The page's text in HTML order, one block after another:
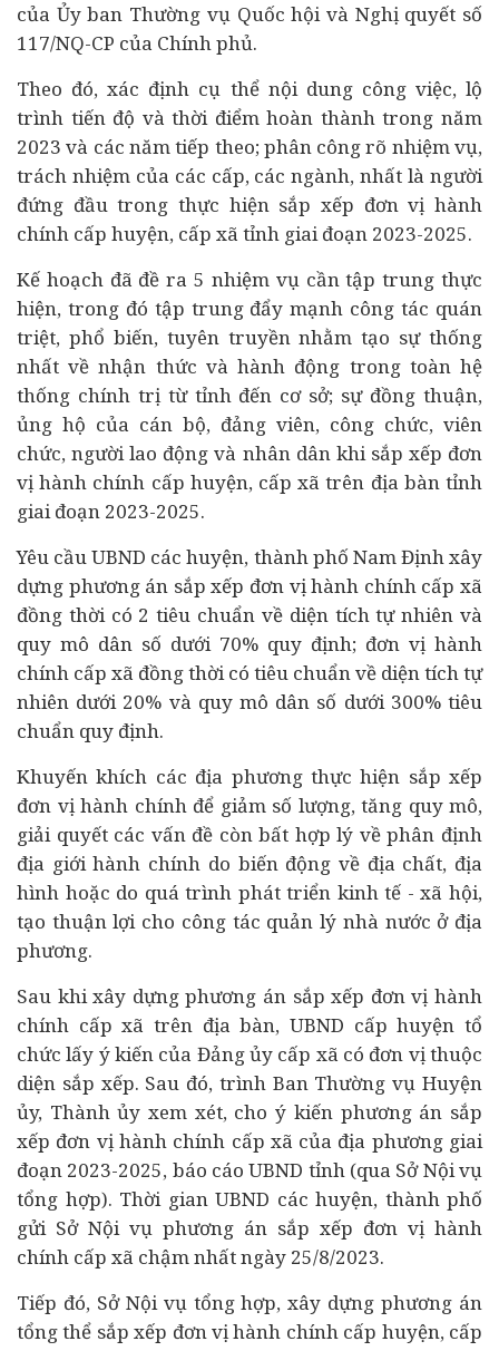
của Ủy ban Thường vụ Quốc hội và Nghị quyết số
117/NQ-CP của Chính phủ.
Theo đó, xác định cụ thể nội dung công việc, lộ
trình tiến độ và thời điểm hoàn thành trong năm
2023 và các năm tiếp theo; phân công rõ nhiệm vụ,
trách nhiệm của các cấp, các ngành, nhất là người
đứng đầu trong thực hiện sắp xếp đơn vị hành
chính cấp huyện, cấp xã tỉnh giai đoạn 2023-2025.
Kế hoạch đã đề ra 5 nhiệm vụ cần tập trung thực
hiện, trong đó tập trung đẩy mạnh công tác quán
triệt, phổ biến, tuyên truyền nhằm tạo sự thống
nhất về nhận thức và hành động trong toàn hệ
thống chính trị từ tỉnh đến cơ sở; sự đồng thuận,
ủng hộ của cán bộ, đảng viên, công chức, viên
chức, người lao động và nhân dân khi sắp xếp đơn
vị hành chính cấp huyện, cấp xã trên địa bàn tỉnh
giai đoạn 2023-2025.
Yêu cầu UBND các huyện, thành phố Nam Định xây
dựng phương án sắp xếp đơn vị hành chính cấp xã
đồng thời có 2 tiêu chuẩn về diện tích tự nhiên và
quy mô dân số dưới 70% quy định; đơn vị hành
chính cấp xã đồng thời có tiêu chuẩn về diện tích tự
nhiên dưới 20% và quy mô dân số dưới 300% tiêu
chuẩn quy định.
Khuyến khích các địa phương thực hiện sắp xếp
đơn vị hành chính để giảm số lượng, tăng quy mô,
giải quyết các vấn đề còn bất hợp lý về phân định
địa giới hành chính do biến động về địa chất, địa
hình hoặc do quá trình phát triển kinh tế - xã hội,
tạo thuận lợi cho công tác quản lý nhà nước ở địa
phương.
Sau khi xây dựng phương án sắp xếp đơn vị hành
chính cấp xã trên địa bàn, UBND cấp huyện tổ
chức lấy ý kiến của Đảng ủy cấp xã có đơn vị thuộc
diện sắp xếp. Sau đó, trình Ban Thường vụ Huyện
ủy, Thành ủy xem xét, cho ý kiến phương án sắp
xếp đơn vị hành chính cấp xã của địa phương giai
đoạn 2023-2025, báo cáo UBND tỉnh (qua Sở Nội vụ
tổng hợp). Thời gian UBND các huyện, thành phố
gửi Sở Nội vụ phương án sắp xếp đơn vị hành
chính cấp xã chậm nhất ngày 25/8/2023.
Tiếp đó, Sở Nội vụ tổng hợp, xây dựng phương án
tổng thể sắp xếp đơn vị hành chính cấp huyện, cấp